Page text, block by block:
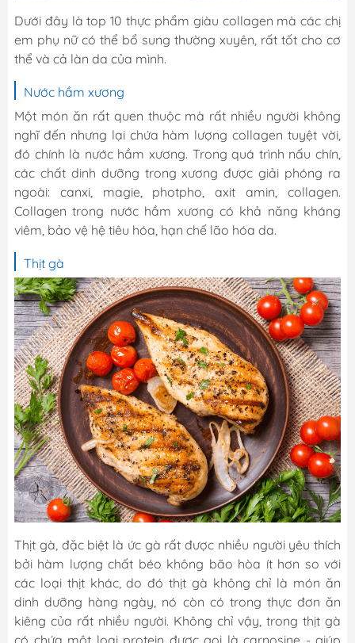
Dưới đây là top 10 thực phẩm giàu collagen mà các chị
em phụ nữ có thể bổ sung thường xuyên, rất tốt cho cơ
thể và cả làn da của mình.
Nước hầm xương
Một món ăn rất quen thuộc mà rất nhiều người không
nghĩ đến nhưng lại chứa hàm lượng collagen tuyệt vời,
đó chính là nước hầm xương. Trong quá trình nấu chín,
các chất dinh dưỡng trong xương được giải phóng ra
ngoài: canxi, magie, photpho, axit amin, collagen.
Collagen trong nước hầm xương có khả năng kháng
viêm, bảo vệ hệ tiêu hóa, hạn chế lão hóa da.
Thịt gà
Thịt gà, đặc biệt là ức gà rất được nhiều người yêu thích
bởi hàm lượng chất béo không bão hòa ít hơn so với
các loại thịt khác, do đó thịt gà không chỉ là món ăn
dinh dưỡng hàng ngày, nó còn có trong thực đơn ăn
kiêng của rất nhiều người. Không chỉ vậy, trong thịt gà
có chứa một loại protein được gọi là carnosine - giúp